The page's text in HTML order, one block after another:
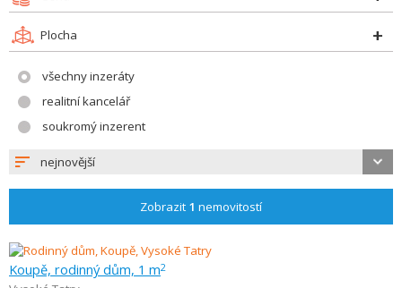
Plocha
všechny inzeráty
realitní kancelář
soukromý inzerent
nejnovější
Zobrazit 1 nemovitostí
Koupě, rodinný dům, 1 m2